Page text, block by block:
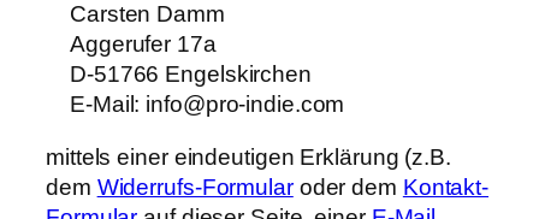
Carsten Damm
Aggerufer 17a
D-51766 Engelskirchen
E-Mail: info@pro-indie.com
mittels einer eindeutigen Erklärung (z.B.
dem Widerrufs-Formularoder dem Kontakt-